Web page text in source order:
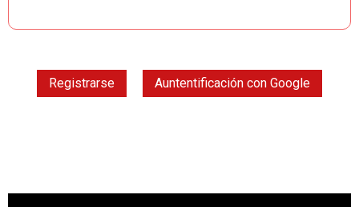
Registrarse Auntentificación con Google